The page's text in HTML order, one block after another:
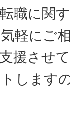
職に関
軽にご
援させ
します